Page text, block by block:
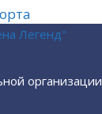
организации